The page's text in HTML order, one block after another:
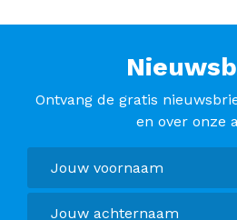
Ontvang de gratis
en over onze